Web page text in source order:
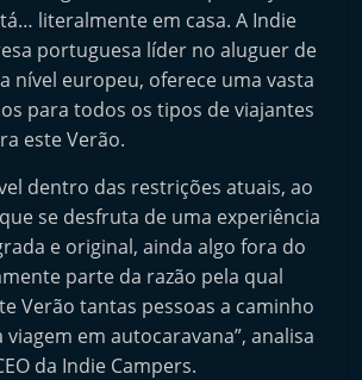
A
f
t
e
m
a
r
k
e
t
literalmente em casa. A Indie
portuguesa líder no aluguer de
nível europeu, oferece uma vasta
para todos os tipos de viajantes
este Verão.
dentro das restrições atuais, ao
se desfruta de uma experiência
e original, ainda algo fora do
parte da razão pela qual
Verão tantas pessoas a caminho
em autocaravana”, analisa
da Indie Campers.